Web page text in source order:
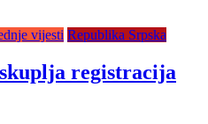
vijesti Republika Srpska
registracija